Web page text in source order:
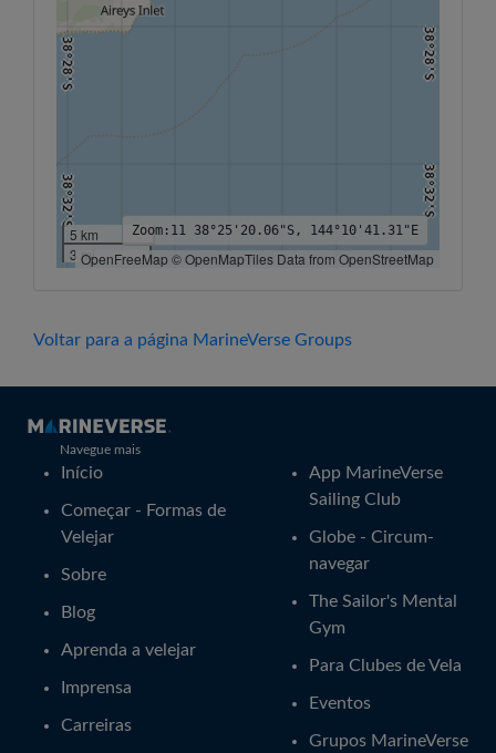
38°28'S 38°28'S
38°32'S 38°32'S
38°36'S
5 km
3 miOpenFreeMap © OpenMapTiles Data from OpenStreetMap
Zoom: 11 38°25'20.06"S, 144°10'41.31"E
Voltar para a página MarineVerse Groups
Navegue mais
Início
Começar - Formas de
Velejar
Sobre
Blog
Aprenda a velejar
Imprensa
Carreiras
App MarineVerse
Sailing Club
Globe - Circum-
navegar
The Sailor's Mental
Gym
Para Clubes de Vela
Eventos
Grupos MarineVerse